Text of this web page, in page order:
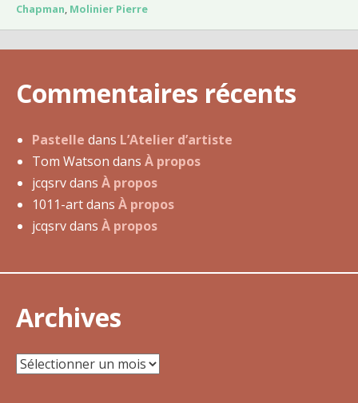
3
j
i
2
0
3
Chapman, Molinier Pierre
Commentaires récents
Pastelle dans L’Atelier d’artiste
Tom Watson dans À propos
jcqsrvdans À propos
1011-artdans À propos
jcqsrvdans À propos
Archives
Archives